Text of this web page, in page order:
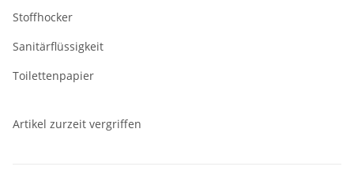
Stoffhocker
Sanitärflüssigkeit
Toilettenpapier
Artikel zurzeit vergriffen